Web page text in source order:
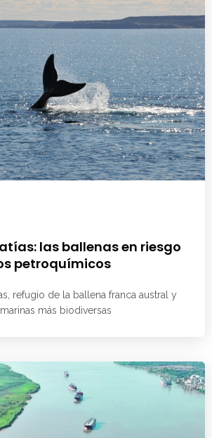
las ballenas en riesgo
petroquímicos
refugio de la ballena franca austral y
más biodiversas